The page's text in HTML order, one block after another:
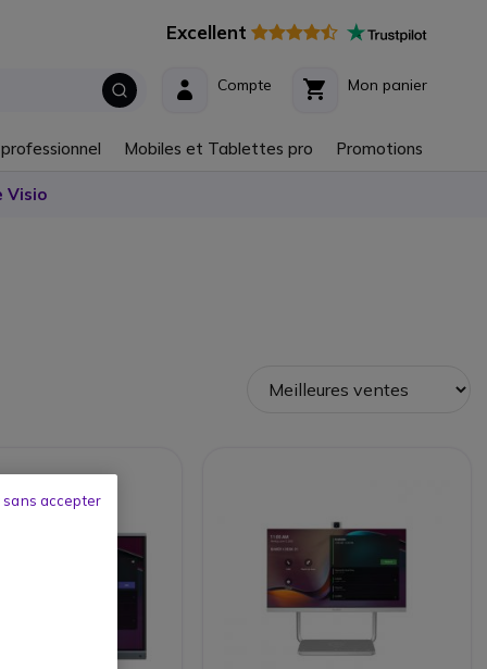
Excellent
Mon panier
Compte
Mobiles et Tablettes pro Promotions
Visio
sans accepter